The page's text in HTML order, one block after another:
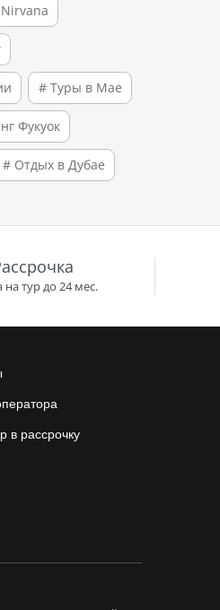
# Туры в Мае
Фукуок
# Отдых в Дубае
на тур до 24 мес.
в рассрочку